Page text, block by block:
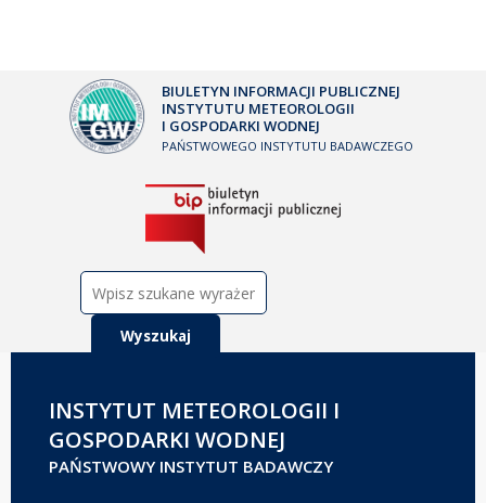
BIULETYN INFORMACJI PUBLICZNEJ
INSTYTUTU METEOROLOGII
I GOSPODARKI WODNEJ
PAŃSTWOWEGO INSTYTUTU BADAWCZEGO
INSTYTUT METEOROLOGII I
GOSPODARKI WODNEJ
PAŃSTWOWY INSTYTUT BADAWCZY